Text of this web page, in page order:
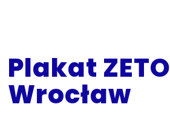
Plakat ZETO
Wrocław